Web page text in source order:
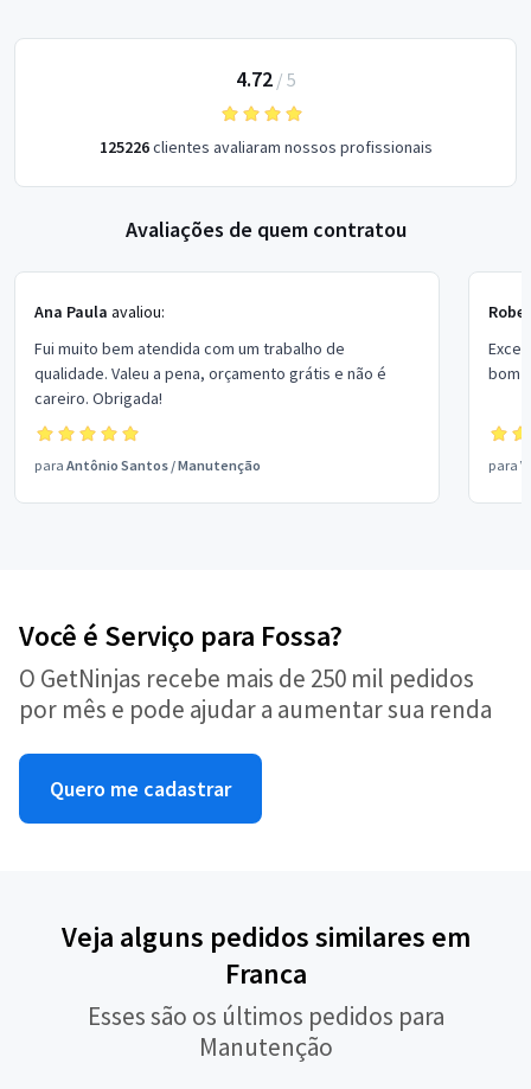
4.72/ 5
125226clientes avaliaram nossos profissionais
Avaliações de quem contratou
Ana Paula avaliou:
Fui muito bem atendida com um trabalho de
qualidade. Valeu a pena, orçamento grátis e não é
careiro. Obrigada!
para Antônio Santos /Manutenção
bom
para
Você é Serviço para Fossa?
O GetNinjas recebe mais de 250 mil pedidos
por mês e pode ajudar a aumentar sua renda
Quero me cadastrar
Veja alguns pedidos similares em
Franca
Esses são os últimos pedidos para
Manutenção